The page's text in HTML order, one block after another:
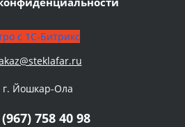
с 1С-Битрикс
г. Йошкар-Ола
758 40 98